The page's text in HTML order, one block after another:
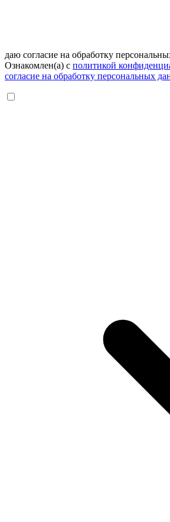
даю согласие на обработку
Ознакомлен(а) с политикой
согласие на обработку персональных